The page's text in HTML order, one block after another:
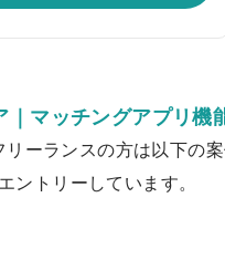
マッチングアプリ機
リーランスの方は以下の
ントリーしています。